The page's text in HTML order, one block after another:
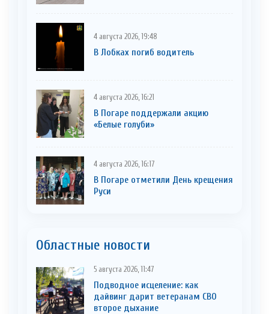
4 августа 2026, 19:48
В Лобках погиб водитель
4 августа 2026, 16:21
В Погаре поддержали акцию
«Белые голуби»
4 августа 2026, 16:17
В Погаре отметили День крещения
Руси
Областные новости
5 августа 2026, 11:47
Подводное исцеление: как
дайвинг дарит ветеранам СВО
второе дыхание